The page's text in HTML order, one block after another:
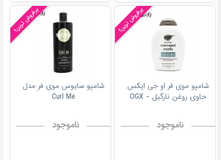
پرفروش ترین!
شامپو موی فر او جی ایکس
حاوی روغن نارگیل - OGX
ناموجود
پرفروش ترین!
شامپو سایوس موی فر مدل
Curl Me
ناموجود